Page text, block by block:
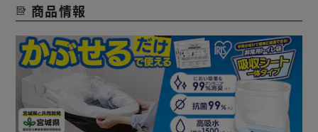
99％以上脱臭することを確認しています。
※4：未使用、未開封の場合。
【使用方法】
1：便座を上げ、便器に汚物袋を1枚かぶせる（便器カバー
用）。
2：便座の上に汚物袋をもう1枚かぶせる（排泄用）。
3：排泄後、凝固剤（1回分）をふりかける。
商品情報